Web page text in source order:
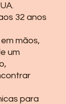
32 anos
mãos,
um
para